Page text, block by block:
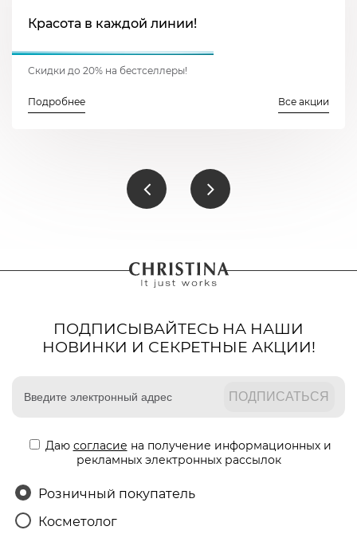
Красота в каждой линии!
Скидки до 20% на бестселлеры!
Подробнее Все акции
ПОДПИСЫВАЙТЕСЬ НА НАШИ
НОВИНКИ И СЕКРЕТНЫЕ АКЦИИ!
Даю согласие на получение информационных и
рекламных электронных рассылок
Розничный покупатель
Косметолог